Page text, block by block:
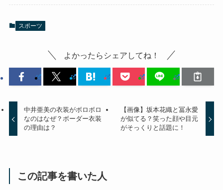
スポーツ
よかったらシェアしてね！
中井亜美の衣装がボロボロ
なのはなぜ？ボーダー衣装
の理由は？
【画像】坂本花織と冨永愛
が似てる？笑った顔や目元
がそっくりと話題に！
この記事を書いた人